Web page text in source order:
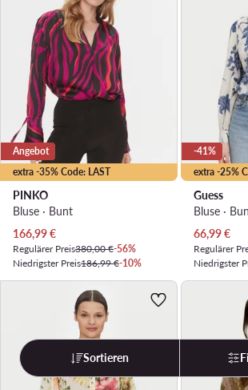
extra -35% Code: LAST
Angebot
PINKO
Bluse · Bunt
Aktueller Preis
166,99€
Regulärer Preis380,00 €-56%
Niedrigster Preis186,99 €-10%
extra -25%
-41%
Guess
Bluse ·
Aktueller
66,99€
Regulärer
Niedrigster
Sortieren